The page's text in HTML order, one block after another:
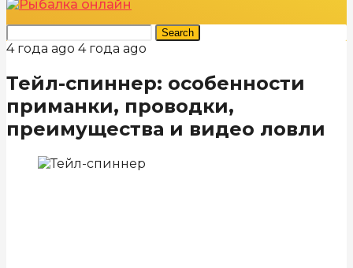
Search
4 года ago 4 года ago
Тейл-спиннер: особенности
приманки, проводки,
преимущества и видео ловли